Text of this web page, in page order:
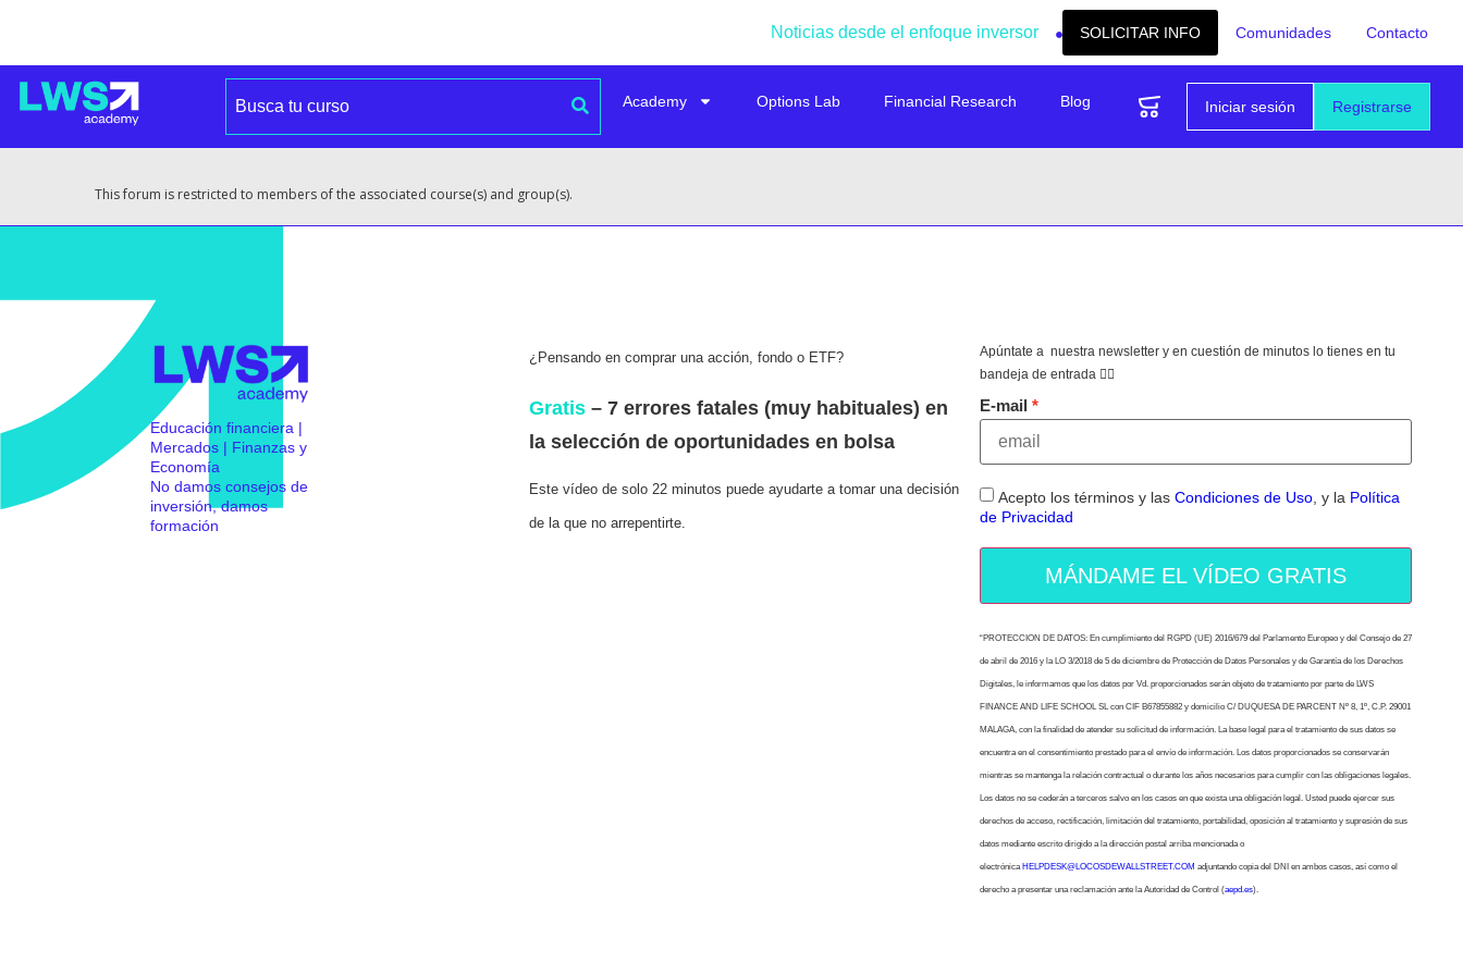
Noticias desde el enfoque inversor SOLICITAR INFO Comunidades Contacto
Registrarse
Iniciar sesión
Academy Options Lab Financial Research Blog
This forum is restricted to members of the associated course(s) and group(s).
Educación financiera |
Mercados | Finanzas y
Economía
No damos consejos de
inversión, damos
formación
¿Pensando en comprar una acción, fondo o ETF?
Gratis– 7 errores fatales (muy habituales) en
la selección de oportunidades en bolsa
Este vídeo de solo 22 minutos puede ayudarte a tomar una decisión
de la que no arrepentirte.
Apúntate a nuestra newsletter y en cuestión de minutos lo tienes en tu
bandeja de entrada 👇🏻
E-mail
Acepto los términos y las Condiciones de Uso, y la Política
de Privacidad
MÁNDAME EL VÍDEO GRATIS
“PROTECCION DE DATOS: En cumplimiento del RGPD (UE) 2016/679 del Parlamento Europeo y del Consejo de 27
de abril de 2016 y la LO 3/2018 de 5 de diciembre de Protección de Datos Personales y de Garantía de los Derechos
Digitales, le informamos que los datos por Vd. proporcionados serán objeto de tratamiento por parte de LWS
FINANCE AND LIFE SCHOOL SL con CIF B67855882 y domicilio C/ DUQUESA DE PARCENT Nº 8, 1º, C.P. 29001
MALAGA, con la finalidad de atender su solicitud de información. La base legal para el tratamiento de sus datos se
encuentra en el consentimiento prestado para el envío de información. Los datos proporcionados se conservarán
mientras se mantenga la relación contractual o durante los años necesarios para cumplir con las obligaciones legales.
Los datos no se cederán a terceros salvo en los casos en que exista una obligación legal. Usted puede ejercer sus
derechos de acceso, rectificación, limitación del tratamiento, portabilidad, oposición al tratamiento y supresión de sus
datos mediante escrito dirigido a la dirección postal arriba mencionada o
electrónica HELPDESK@LOCOSDEWALLSTREET.COM adjuntando copia del DNI en ambos casos, así como el
derecho a presentar una reclamación ante la Autoridad de Control (aepd.es).